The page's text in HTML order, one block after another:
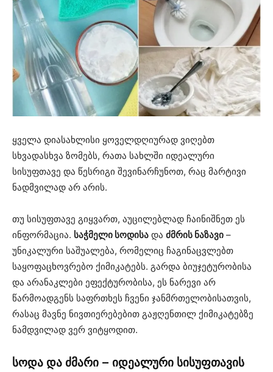
ყველა დიასახლისი ყოველდღიურად ვიღებთ
სხვადასხვა ზომებს, რათა სახლში იდეალური
სისუფთავე და წესრიგი შევინარჩუნოთ, რაც მარტივი
ნადმვილად არ არის.
თუ სისუფთავე გიყვართ, აუცილებლად ჩაინიშნეთ ეს
ინფორმაცია. საჭმელი სოდისა და ძმრის ნაზავი –
უნიკალური საშუალება, რომელიც ჩაგინაცვლებთ
საყოფაცხოვრებო ქიმიკატებს. გარდა ბიუჯეტურობისა
და არანაკლები ეფექტურობისა, ეს ნარევი არ
წარმოადგენს საფრთხეს ჩვენი ჯანმრთელობისათვის,
რასაც მავნე ნივთიერებებით გაჟღენთილ ქიმიკატებზე
ნამდვილად ვერ ვიტყოდით.
სოდა და ძმარი – იდეალური სისუფთავის